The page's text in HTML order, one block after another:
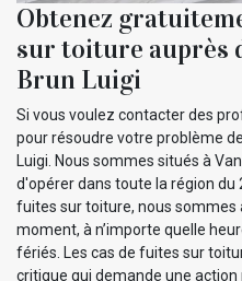
Obtenez
sur toiture auprès
Brun Luigi
Si vous voulez contacter des
pour résoudre votre problème
Luigi. Nous sommes situés à
d'opérer dans toute la région du
fuites sur toiture, nous sommes
moment, à n’importe quelle
fériés. Les cas de fuites sur
critique qui demande une action